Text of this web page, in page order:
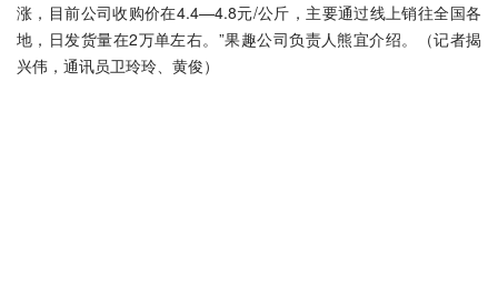
涨，目前公司收购价在4.4—4.8元/公斤，主要通过线上销往全国各
地，日发货量在2万单左右。”果趣公司负责人熊宜介绍。（记者揭
兴伟，通讯员卫玲玲、黄俊）